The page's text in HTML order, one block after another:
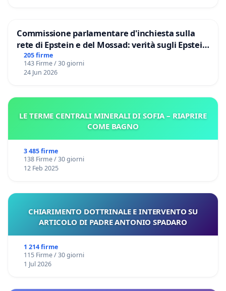
Commissione parlamentare d'inchiesta sulla
rete di Epstein e del Mossad: verità sugli Epstein
Files
205 firme
143 Firme / 30 giorni
24 Jun 2026
LE TERME CENTRALI MINERALI DI SOFIA – RIAPRIRE
COME BAGNO
3 485 firme
138 Firme / 30 giorni
12 Feb 2025
CHIARIMENTO DOTTRINALE E INTERVENTO SU
ARTICOLO DI PADRE ANTONIO SPADARO
1 214 firme
115 Firme / 30 giorni
1 Jul 2026